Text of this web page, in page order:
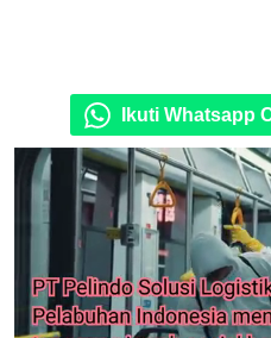
Ikuti Whatsapp